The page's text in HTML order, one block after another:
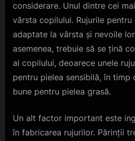
considerare. Unul dintre cei
vârsta copilului. Rujurile
adaptate la vârsta și nevoile
asemenea, trebuie să se țină
al copilului, deoarece unele
pentru pielea sensibilă, în timp
bune pentru pielea grasă.
Un alt factor important este
în fabricarea rujurilor. Părinții